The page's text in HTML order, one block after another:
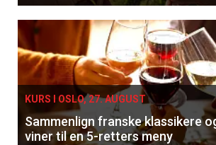
KURS I OSLO, 27. AUGUST
Sammenlign franske klassikere
viner til en 5-retters meny